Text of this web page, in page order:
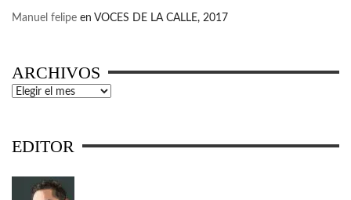
Manuel felipe en VOCES DE LA CALLE, 2017
ARCHIVOS
Archivos
EDITOR